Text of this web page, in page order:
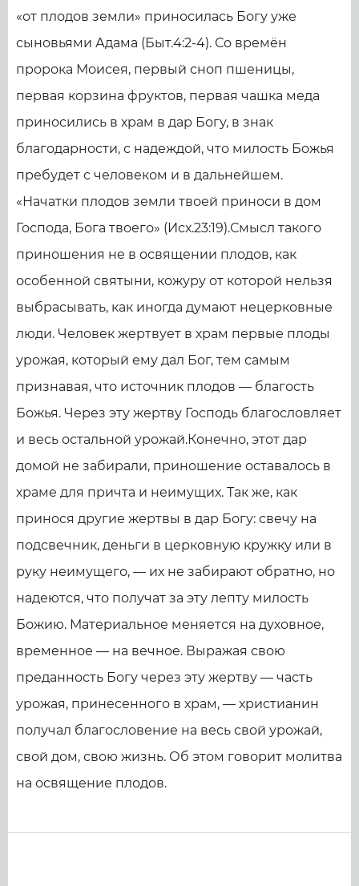
«от плодов земли» приносилась Богу уже
сыновьями Адама (Быт.4:2-4). Со времён
пророка Моисея, первый сноп пшеницы,
первая корзина фруктов, первая чашка меда
приносились в храм в дар Богу, в знак
благодарности, с надеждой, что милость Божья
пребудет с человеком и в дальнейшем.
«Начатки плодов земли твоей приноси в дом
Господа, Бога твоего» (Исх.23:19).Смысл такого
приношения не в освящении плодов, как
особенной святыни, кожуру от которой нельзя
выбрасывать, как иногда думают нецерковные
люди. Человек жертвует в храм первые плоды
урожая, который ему дал Бог, тем самым
признавая, что источник плодов — благость
Божья. Через эту жертву Господь благословляет
и весь остальной урожай.Конечно, этот дар
домой не забирали, приношение оставалось в
храме для причта и неимущих. Так же, как
принося другие жертвы в дар Богу: свечу на
подсвечник, деньги в церковную кружку или в
руку неимущего, — их не забирают обратно, но
надеются, что получат за эту лепту милость
Божию. Материальное меняется на духовное,
временное — на вечное. Выражая свою
преданность Богу через эту жертву — часть
урожая, принесенного в храм, — христианин
получал благословение на весь свой урожай,
свой дом, свою жизнь. Об этом говорит молитва
на освящение плодов.